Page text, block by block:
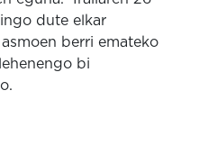
dute elkar
berri emateko
lehenengo bi